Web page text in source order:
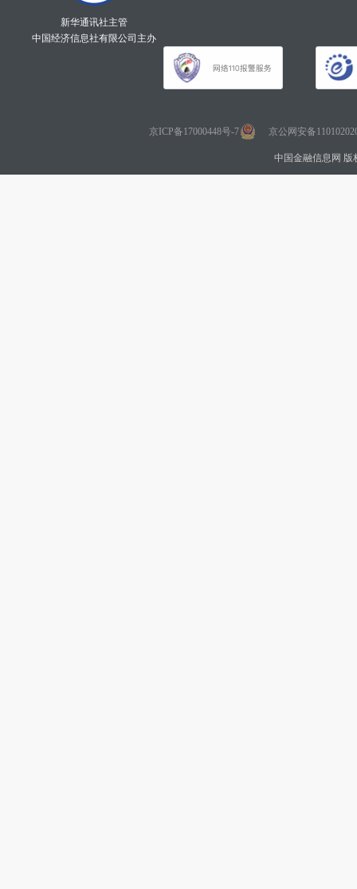
新华通讯社主管
中国经济信息社有限公司主办
京ICP备17000448号-7 京公网安备
中国金融信息网 版